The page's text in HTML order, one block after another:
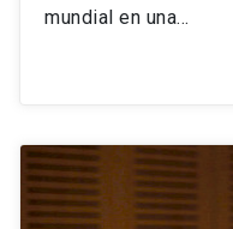
mundial en una…